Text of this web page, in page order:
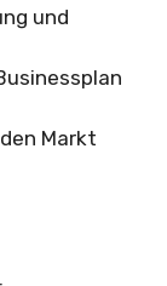
und
Markt